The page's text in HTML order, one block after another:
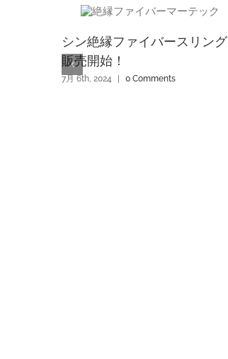
シン絶縁ファイバースリング
販売開始！
7月 6th, 2024 | 0 Comments